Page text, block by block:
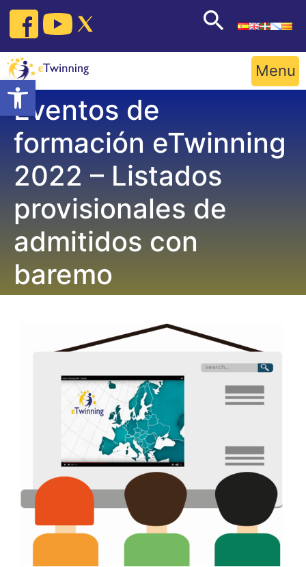
Open toolbar
Skip
content
Menu
Eventos de
formación eTwinning
2022 – Listados
provisionales de
admitidos con
baremo